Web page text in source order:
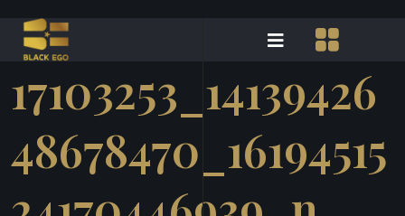
17103253_14139426
48678470_16194515